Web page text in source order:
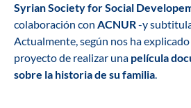
Syrian Society for Social
colaboración con ACNUR-y
Actualmente, según nos ha explicado
proyecto de realizar una película
sobre la historia de su familia.